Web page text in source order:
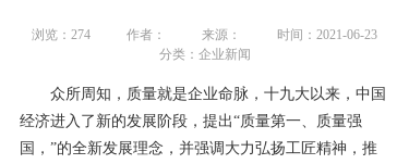
浏览： 274 作者： 来源：
时间：2021-06-23
分类：企业新闻
众所周知，质量就是企业命脉，十九大以来，中国
经济进入了新的发展阶段，提出“质量第一、质量强
国，”的全新发展理念，并强调大力弘扬工匠精神，推